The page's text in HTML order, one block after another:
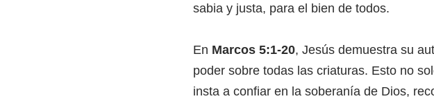
sabia y justa, para el bien de todos.
En Marcos 5:1-20, Jesús demuestra su
poder sobre todas las criaturas. Esto no
insta a confiar en la soberanía de Dios,